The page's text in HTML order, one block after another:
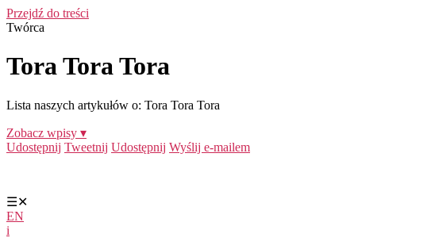
Przejdź do treści
Twórca
Tora Tora Tora
Lista naszych artykułów o: Tora Tora Tora
Zobacz wpisy ▾
Udostępnij Tweetnij Udostępnij Wyślij e-mailem
☰✕
EN
i